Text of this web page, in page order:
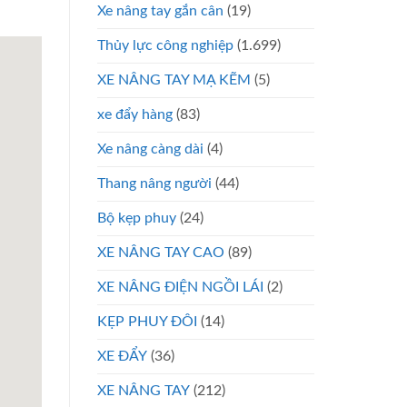
Xe nâng tay gắn cân (19)
Thủy lực công nghiệp (1.699)
XE NÂNG TAY MẠ KẼM (5)
xe đẩy hàng (83)
Xe nâng càng dài (4)
Thang nâng người (44)
Bộ kẹp phuy (24)
XE NÂNG TAY CAO (89)
XE NÂNG ĐIỆN NGỒI LÁI (2)
KẸP PHUY ĐÔI (14)
XE ĐẨY (36)
XE NÂNG TAY (212)